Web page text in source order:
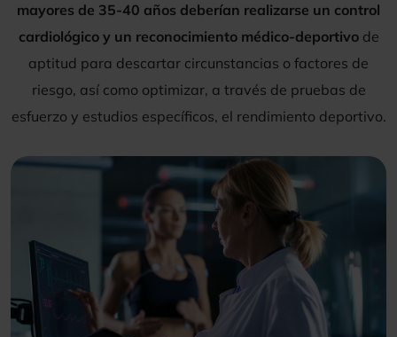
mayores de 35-40 años deberían realizarse un control
cardiológico y un reconocimiento médico-deportivode
aptitud para descartar circunstancias o factores de
riesgo, así como optimizar, a través de pruebas de
esfuerzo y estudios específicos, el rendimiento deportivo.